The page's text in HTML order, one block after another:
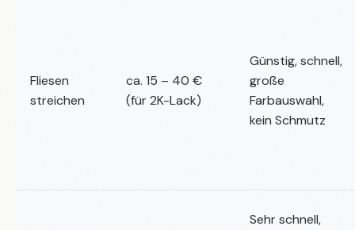
Fliesen
streichen
ca. 15 – 40 €
(für 2K-Lack)
Günstig, schnell,
große
Farbauswahl,
kein Schmutz
Sehr schnell,